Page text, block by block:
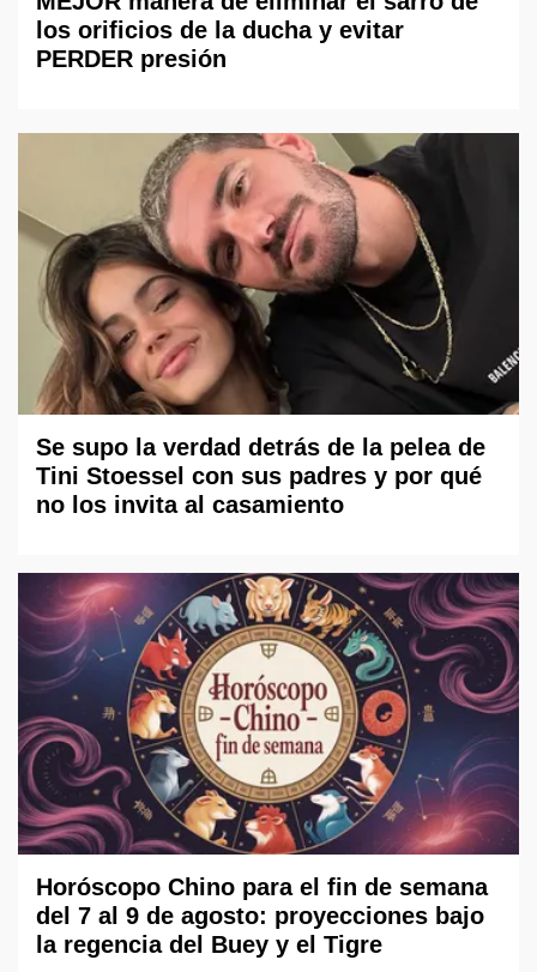
los orificios de la ducha y evitar
PERDER presión
Se supo la verdad detrás de la pelea de
Tini Stoessel con sus padres y por qué
no los invita al casamiento
Horóscopo Chino para el fin de semana
del 7 al 9 de agosto: proyecciones bajo
la regencia del Buey y el Tigre